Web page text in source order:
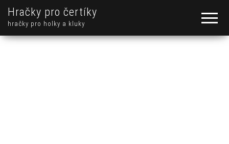
Hračky pro čertíky
hračky pro holky a kluky